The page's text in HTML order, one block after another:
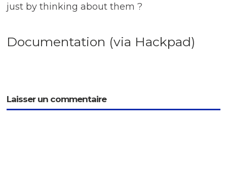
just by thinking about them ?
Documentation (via Hackpad)
Laisser un commentaire